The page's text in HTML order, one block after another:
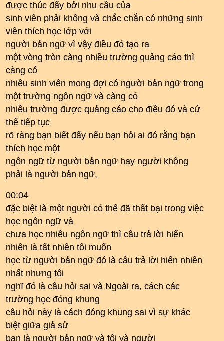
được thúc đẩy bởi nhu cầu của
sinh viên phải không và chắc chắn có những sinh
viên thích học lớp với
người bản ngữ vì vậy điều đó tạo ra
một vòng tròn càng nhiều trường quảng cáo thì
càng có
nhiều sinh viên mong đợi có người bản ngữ trong
một trường ngôn ngữ và càng có
nhiều trường được quảng cáo cho điều đó và cứ
thế tiếp tục
rõ ràng bạn biết đấy nếu bạn hỏi ai đó rằng bạn
thích học một
ngôn ngữ từ người bản ngữ hay người không
phải là người bản ngữ,
00:04
đặc biệt là một người có thể đã thất bại trong việc
học ngôn ngữ và
chưa học nhiều ngôn ngữ thì câu trả lời hiển
nhiên là tất nhiên tôi muốn
học từ người bản ngữ đó là câu trả lời hiển nhiên
nhất nhưng tôi
nghĩ đó là câu hỏi sai và Ngoài ra, cách các
trường học đóng khung
câu hỏi này là cách đóng khung sai vì sự khác
biệt giữa giả sử
bạn là người bản ngữ và tôi và người